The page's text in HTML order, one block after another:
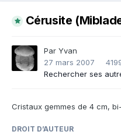
Cérusite
Par Yvan
27 mars 2007
Rechercher ses
Cristaux gemmes de 4 cm,
DROIT D’AUTEUR